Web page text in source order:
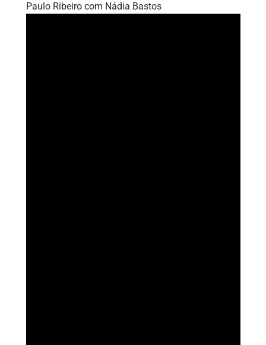
Paulo Ribeiro com Nádia Bastos